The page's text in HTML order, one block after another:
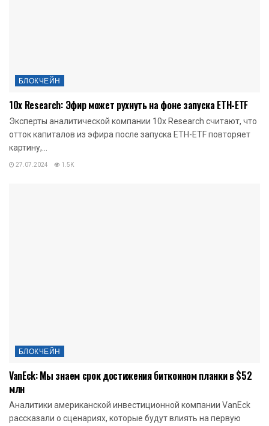
БЛОКЧЕЙН
10x Research: Эфир может рухнуть на фоне запуска ETH-ETF
Эксперты аналитической компании 10x Research считают, что
отток капиталов из эфира после запуска ETH-ETF повторяет
картину,...
27.07.2024 1.5K
БЛОКЧЕЙН
VanEck: Мы знаем срок достижения биткоином планки в $52
млн
Аналитики американской инвестиционной компании VanEck
рассказали о сценариях, которые будут влиять на первую